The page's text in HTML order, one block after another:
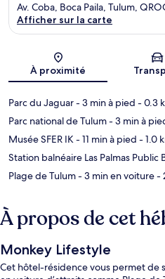
Av. Coba, Boca Paila, Tulum,
Afficher sur la carte
À proximité
Parc du Jaguar- 3 min à pied - 0.3
Parc national de Tulum- 3 min à
Musée SFER IK- 11 min à pied - 1.0
Station balnéaire Las Palmas Public
Plage de Tulum- 3 min en voiture-
À propos de cet
Monkey Lifestyle
Cet hôtel-résidence vous permet de